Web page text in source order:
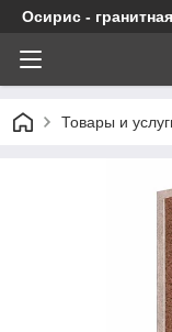
Осирис -
Товары и